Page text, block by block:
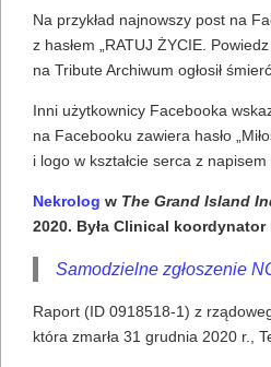
Na przykład najnowszy post na
z hasłem „RATUJ ŻYCIE.
na Tribute Archiwum ogłosił
Inni użytkownicy Facebooka
na Facebooku zawiera hasło
i logo w kształcie serca z
Nekrolog w The Grand Island
2020. Była Clinical
Samodzielne zgłoszenie
Raport (ID 0918518-1) z
która zmarła 31 grudnia 2020 r.,